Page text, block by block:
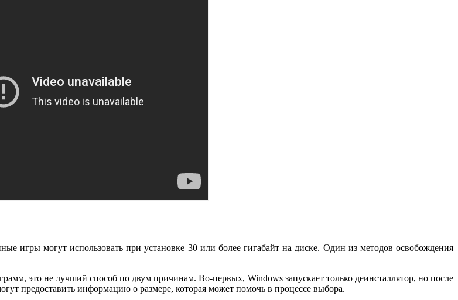
игры могут использовать при установке 30 или более гигабайт на диске. Один из методов освобождения
это не лучший способ по двум причинам. Во-первых, Windows запускает только деинсталлятор, но после
предоставить информацию о размере, которая может помочь в процессе выбора.